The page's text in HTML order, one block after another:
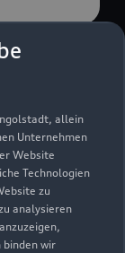
allein
Unternehmen
Website
Technologien
zu
analysieren
wir
Tablets